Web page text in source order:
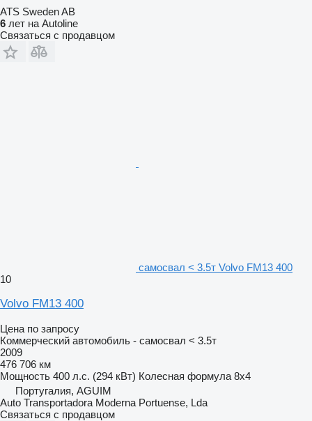
ATS Sweden AB
6 лет на Autoline
Связаться с продавцом
самосвал < 3.5т Volvo FM13 400
10
Volvo FM13 400
Цена по запросу
Коммерческий автомобиль - самосвал < 3.5т
2009
476 706 км
Мощность 400 л.с. (294 кВт) Колесная формула 8x4
Португалия, AGUIM
Auto Transportadora Moderna Portuense, Lda
Связаться с продавцом